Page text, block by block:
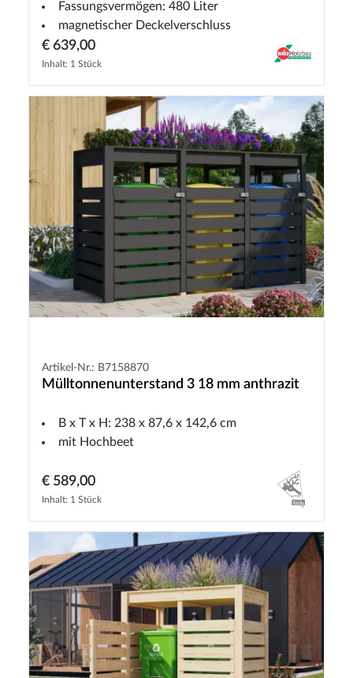
Fassungsvermögen: 480 Liter
magnetischer Deckelverschluss
€ 639,00
Inhalt: 1 Stück
Artikel-Nr.: B7158870
Mülltonnenunterstand 3 18 mm anthrazit
B x T x H: 238 x 87,6 x 142,6 cm
mit Hochbeet
€ 589,00
Inhalt: 1 Stück